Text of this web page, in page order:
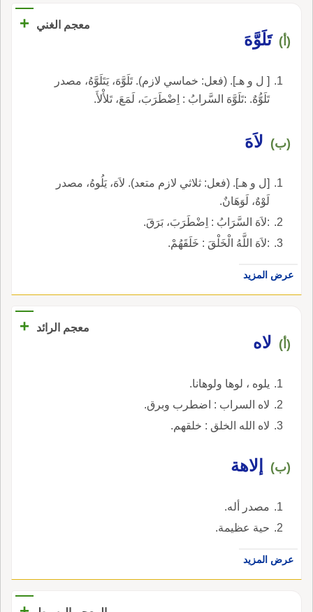
معجم الغني +
(أ) تَلَوَّهَ
[ ل و هـ]. (فعل: خماسي لازم). تَلَوَّهَ، يَتَلَوَّهُ، مصدر
تَلَوُّهٌ. :تَلَوَّهَ السَّرابُ : اِضْطَرَبَ، لَمَعَ، تَلأْلأَ.
(ب) لاَهَ
[ل و هـ]. (فعل: ثلاثي لازم متعد). لاَهَ، يَلُوهُ، مصدر
لَوْهٌ، لَوَهَانٌ.
:لاَهَ السَّرَابُ : اِضْطَرَبَ، بَرَقَ.
:لاَهَ اللَّهُ الْخَلْقَ : خَلَقَهُمْ.
عرض المزيد
معجم الرائد +
(أ) لاه
يلوه ، لوها ولوهانا.
لاه السراب : اضطرب وبرق.
لاه الله الخلق : خلقهم.
(ب) إلاهة
مصدر أله.
حية عظيمة.
عرض المزيد